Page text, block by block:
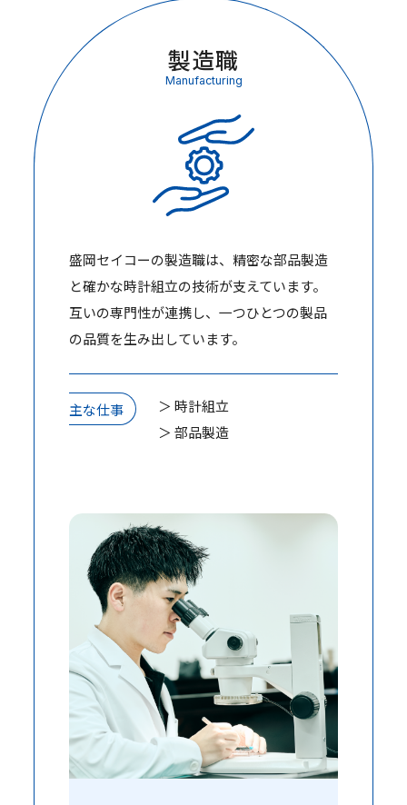
製造職
Manufacturing
盛岡セイコーの製造職は、精密な部品製造
と確かな時計組立の技術が支えています。
互いの専門性が連携し、一つひとつの製品
の品質を生み出しています。
主な仕事
＞ 時計組立
＞ 部品製造